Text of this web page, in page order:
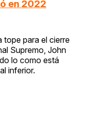
en 2022
tope para el cierre
Supremo, John
lo como está
inferior.